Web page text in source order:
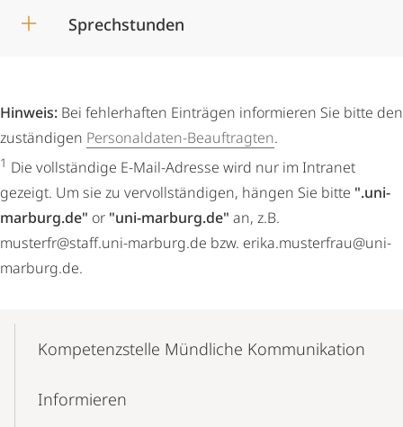
Sprechstunden
Hinweis: Bei fehlerhaften Einträgen informieren Sie bitte den
zuständigen Personaldaten-Beauftragten.
1 Die vollständige E-Mail-Adresse wird nur im Intranet
gezeigt. Um sie zu vervollständigen, hängen Sie bitte ".uni-
marburg.de" or "uni-marburg.de" an, z.B.
musterfr@staff.uni-marburg.de bzw. erika.musterfrau@uni-
marburg.de.
NavigationKompetenzstelle Mündliche Kommunikation
Informieren